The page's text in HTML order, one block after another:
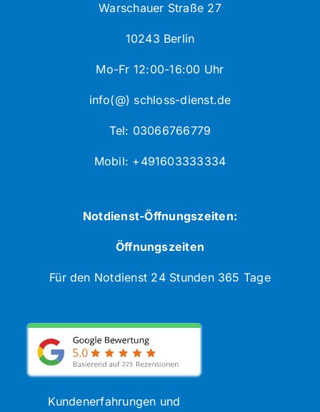
Warschauer Straße 27
10243 Berlin
Mo-Fr 12:00-16:00 Uhr
info(@) schloss-dienst.de
Tel: 03066766779
Mobil: +491603333334
Notdienst-Öffnungszeiten:
Öffnungszeiten
Für den Notdienst 24 Stunden 365 Tage
Kundenerfahrungen und